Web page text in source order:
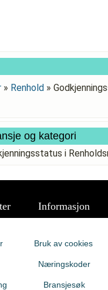
» Renhold »
og kategori
i
Informasjon
Bruk av cookies
Næringskoder
Bransjesøk